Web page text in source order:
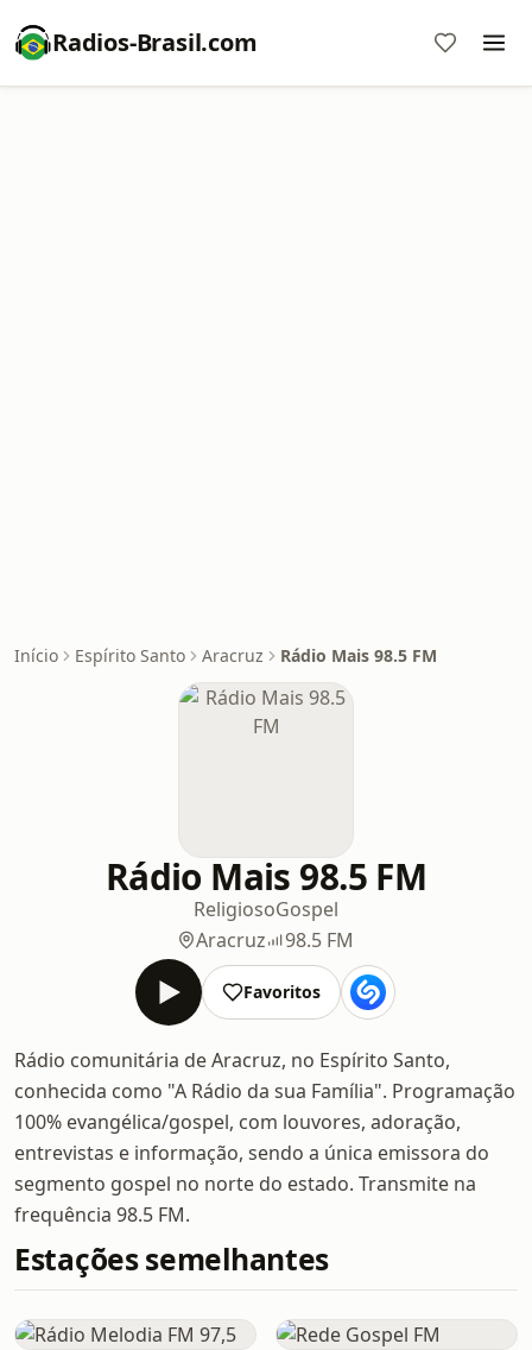
Radios-Brasil.com
Início Espírito Santo Aracruz Rádio Mais 98.5 FM
Rádio Mais 98.5 FM
ReligiosoGospel
Aracruz
98.5 FM
Favoritos
Rádio comunitária de Aracruz, no Espírito Santo,
conhecida como "A Rádio da sua Família". Programação
100% evangélica/gospel, com louvores, adoração,
entrevistas e informação, sendo a única emissora do
segmento gospel no norte do estado. Transmite na
frequência 98.5 FM.
Estações semelhantes